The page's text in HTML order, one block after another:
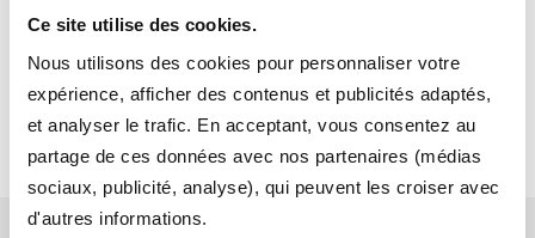
Ce site utilise des cookies.
Nous utilisons des cookies pour personnaliser votre
expérience, afficher des contenus et publicités adaptés,
et analyser le trafic. En acceptant, vous consentez au
partage de ces données avec nos partenaires (médias
sociaux, publicité, analyse), qui peuvent les croiser avec
d'autres informations.